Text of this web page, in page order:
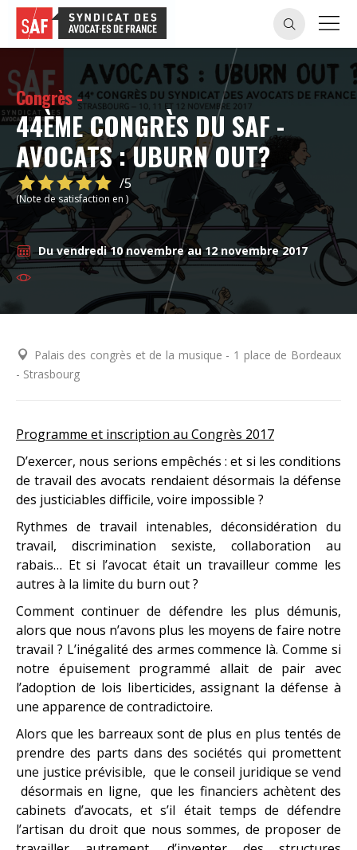
Congrès -
44ÈME CONGRÈS DU SAF -
AVOCATS : UBURN OUT?
/5
(Note de satisfaction en )
Du vendredi 10 novembre au 12 novembre 2017
Palais des congrès et de la musique - 1 place de Bordeaux
- Strasbourg
Programme et inscription au Congrès 2017
D’exercer, nous serions empêchés : et si les conditions
de travail des avocats rendaient désormais la défense
des justiciables difficile, voire impossible ?
Rythmes de travail intenables, déconsidération du
travail, discrimination sexiste, collaboration au
rabais… Et si l’avocat était un travailleur comme les
autres à la limite du burn out ?
Comment continuer de défendre les plus démunis,
alors que nous n’avons plus les moyens de faire notre
travail ? L’inégalité des armes commence là. Comme si
notre épuisement programmé allait de pair avec
l’adoption de lois liberticides, assignant la défense à
une apparence de contradictoire.
Alors que les barreaux sont de plus en plus tentés de
prendre des parts dans des sociétés qui promettent
une justice prévisible, que le conseil juridique se vend
désormais en ligne, que les financiers achètent des
cabinets d’avocats, et s’il était temps de défendre
l’artisan du droit que nous sommes, de proposer de